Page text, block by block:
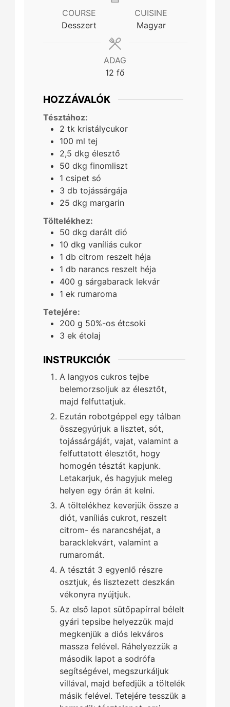
COURSE
Desszert
CUISINE
Magyar
ADAG
12 fő
HOZZÁVALÓK
Tésztához:
2 tk kristálycukor
100 ml tej
2,5 dkg élesztő
50 dkg finomliszt
1 csipet só
3 db tojássárgája
25 dkg margarin
Töltelékhez:
50 dkg darált dió
10 dkg vaníliás cukor
1 db citrom reszelt héja
1 db narancs reszelt héja
400 g sárgabarack lekvár
1 ek rumaroma
Tetejére:
200 g 50%-os étcsoki
3 ek étolaj
INSTRUKCIÓK
A langyos cukros tejbe
belemorzsoljuk az élesztőt,
majd felfuttatjuk.
Ezután robotgéppel egy tálban
összegyúrjuk a lisztet, sót,
tojássárgáját, vajat, valamint a
felfuttatott élesztőt, hogy
homogén tésztát kapjunk.
Letakarjuk, és hagyjuk meleg
helyen egy órán át kelni.
A töltelékhez keverjük össze a
diót, vaníliás cukrot, reszelt
citrom- és narancshéjat, a
baracklekvárt, valamint a
rumaromát.
A tésztát 3 egyenlő részre
osztjuk, és lisztezett deszkán
vékonyra nyújtjuk.
Az első lapot sütőpapírral bélelt
gyári tepsibe helyezzük majd
megkenjük a diós lekváros
massza felével. Ráhelyezzük a
második lapot a sodrófa
segítségével, megszurkáljuk
villával, majd befedjük a töltelék
másik felével. Tetejére tesszük a